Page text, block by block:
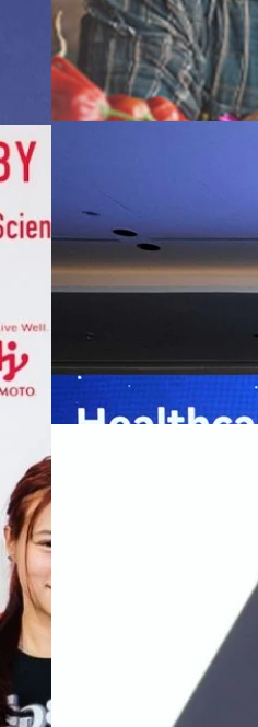
หัวเว่ยเดินหน้าปฏิวัติ
เกมเร่งเครื่อง AI เพื่อ
กรุงเทพฯ, 7 สิงหาคม 2569 —
Thailand Digital & AI
พันธมิตรด้านเทคโนโลยีจากไท
ปัญญาประดิษฐ์ (AI) พร้อมปร
ประเทศอย่างเป็นทางการ นา
เว่ย เทคโนโลยี่ จำกัด ได้กล่าว
สาธารณสุขไทย และบทบาทขอ
ประชาชนได้อย่างทั่วถึงมากขึ้น
มาเปลี่ยนแปลงอุตสาหกรรมส
หลายแห่งในจีน เราเชื่อมั่นว่า
Read More
Recurring Revenue
บริษัท ซินเน็ค (ประเทศไทย)
ไตรมาส 2 และงวด 6 เดือนแร
เติบโตของรายได้อย่างมีนัยส
ไม่ได้รับสิทธิปันผล (XD) วันที่
ธิดา มงคลสุธี ประธานเจ้าหน้
แรกบริษัทเดินหน้าขับเคลื่อน
สินค้าไอที สู่การเป็น Digital
สัดส่วนธุรกิจที่มีมูลค่าเพิ่ม คว
| 2 days ago